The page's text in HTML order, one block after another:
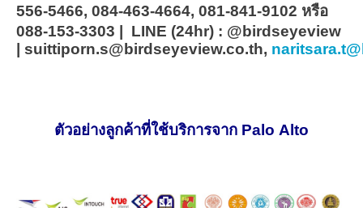
556-5466, 084-463-4664, 081-841-9102 หรือ
088-153-3303 | LINE (24hr) : @birdseyeview
| suittiporn.s@birdseyeview.co.th,
ตัวอย่างลูกค้าที่ใช้บริการจาก Palo Alto